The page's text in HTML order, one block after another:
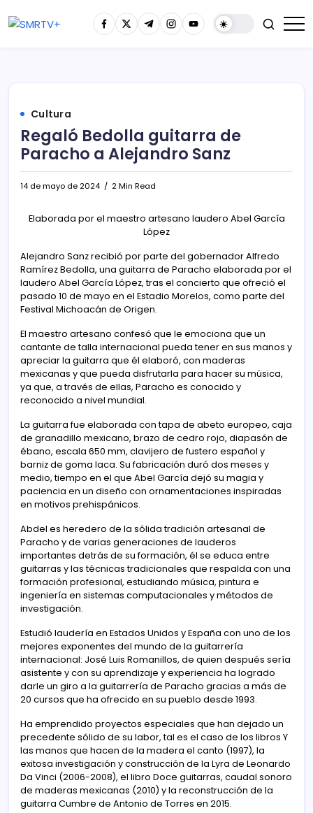
Cultura
Regaló Bedolla guitarra de
Paracho a Alejandro Sanz
14 de mayo de 2024 2 Min Read
Elaborada por el maestro artesano laudero Abel García
López
Alejandro Sanz recibió por parte del gobernador Alfredo
Ramírez Bedolla, una guitarra de Paracho elaborada por el
laudero Abel García López, tras el concierto que ofreció el
pasado 10 de mayo en el Estadio Morelos, como parte del
Festival Michoacán de Origen.
El maestro artesano confesó que le emociona que un
cantante de talla internacional pueda tener en sus manos y
apreciar la guitarra que él elaboró, con maderas
mexicanas y que pueda disfrutarla para hacer su música,
ya que, a través de ellas, Paracho es conocido y
reconocido a nivel mundial.
La guitarra fue elaborada con tapa de abeto europeo, caja
de granadillo mexicano, brazo de cedro rojo, diapasón de
ébano, escala 650 mm, clavijero de fustero español y
barniz de goma laca. Su fabricación duró dos meses y
medio, tiempo en el que Abel García dejó su magia y
paciencia en un diseño con ornamentaciones inspiradas
en motivos prehispánicos.
Abdel es heredero de la sólida tradición artesanal de
Paracho y de varias generaciones de lauderos
importantes detrás de su formación, él se educa entre
guitarras y las técnicas tradicionales que respalda con una
formación profesional, estudiando música, pintura e
ingeniería en sistemas computacionales y métodos de
investigación.
Estudió laudería en Estados Unidos y España con uno de los
mejores exponentes del mundo de la guitarrería
internacional: José Luis Romanillos, de quien después sería
asistente y con su aprendizaje y experiencia ha logrado
darle un giro a la guitarrería de Paracho gracias a más de
20 cursos que ha ofrecido en su pueblo desde 1993.
Ha emprendido proyectos especiales que han dejado un
precedente sólido de su labor, tal es el caso de los libros Y
las manos que hacen de la madera el canto (1997), la
exitosa investigación y construcción de la Lyra de Leonardo
Da Vinci (2006-2008), el libro Doce guitarras, caudal sonoro
de maderas mexicanas (2010) y la reconstrucción de la
guitarra Cumbre de Antonio de Torres en 2015.